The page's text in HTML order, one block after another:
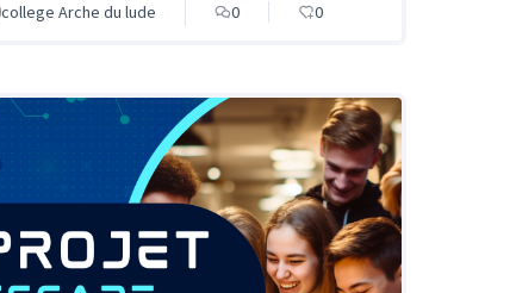
college Arche du lude 0 0